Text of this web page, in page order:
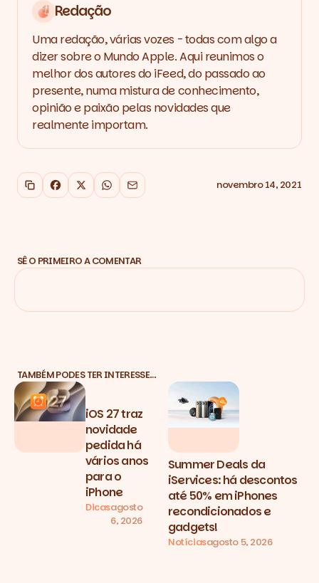
Redação
Uma redação, várias vozes - todas com algo a
dizer sobre o Mundo Apple. Aqui reunimos o
melhor dos autores do iFeed, do passado ao
presente, numa mistura de conhecimento,
opinião e paixão pelas novidades que
realmente importam.
Copiar link
Facebook
X WhatsApp
Email novembro 14, 2021
SÊ O PRIMEIRO A COMENTAR
TAMBÉM PODES TER INTERESSE…
iOS 27 traz
novidade
pedida há
vários anos
para o
iPhone
Dicasagosto
6, 2026
Summer Deals da
iServices: há descontos
até 50% em iPhones
recondicionados e
gadgets!
Notíciasagosto 5, 2026